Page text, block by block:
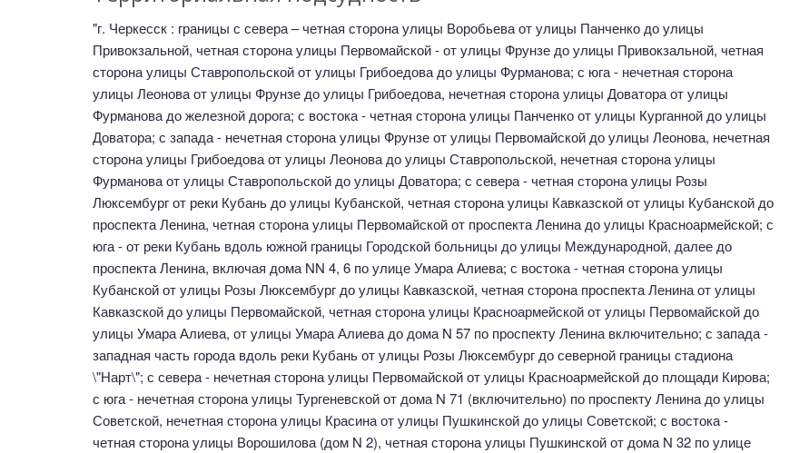
"г. Черкесск : границы с севера – четная сторона улицы Воробьева от улицы Панченко до улицы
Привокзальной, четная сторона улицы Первомайской - от улицы Фрунзе до улицы Привокзальной, четная
сторона улицы Ставропольской от улицы Грибоедова до улицы Фурманова; с юга - нечетная сторона
улицы Леонова от улицы Фрунзе до улицы Грибоедова, нечетная сторона улицы Доватора от улицы
Фурманова до железной дорога; с востока - четная сторона улицы Панченко от улицы Курганной до улицы
Доватора; с запада - нечетная сторона улицы Фрунзе от улицы Первомайской до улицы Леонова, нечетная
сторона улицы Грибоедова от улицы Леонова до улицы Ставропольской, нечетная сторона улицы
Фурманова от улицы Ставропольской до улицы Доватора; с севера - четная сторона улицы Розы
Люксембург от реки Кубань до улицы Кубанской, четная сторона улицы Кавказской от улицы Кубанской до
проспекта Ленина, четная сторона улицы Первомайской от проспекта Ленина до улицы Красноармейской; с
юга - от реки Кубань вдоль южной границы Городской больницы до улицы Международной, далее до
проспекта Ленина, включая дома NN 4, 6 по улице Умара Алиева; с востока - четная сторона улицы
Кубанской от улицы Розы Люксембург до улицы Кавказской, четная сторона проспекта Ленина от улицы
Кавказской до улицы Первомайской, четная сторона улицы Красноармейской от улицы Первомайской до
улицы Умара Алиева, от улицы Умара Алиева до дома N 57 по проспекту Ленина включительно; с запада -
западная часть города вдоль реки Кубань от улицы Розы Люксембург до северной границы стадиона
\"Нарт\"; с севера - нечетная сторона улицы Первомайской от улицы Красноармейской до площади Кирова;
с юга - нечетная сторона улицы Тургеневской от дома N 71 (включительно) по проспекту Ленина до улицы
Советской, нечетная сторона улицы Красина от улицы Пушкинской до улицы Советской; с востока -
четная сторона улицы Ворошилова (дом N 2), четная сторона улицы Пушкинской от дома N 32 по улице